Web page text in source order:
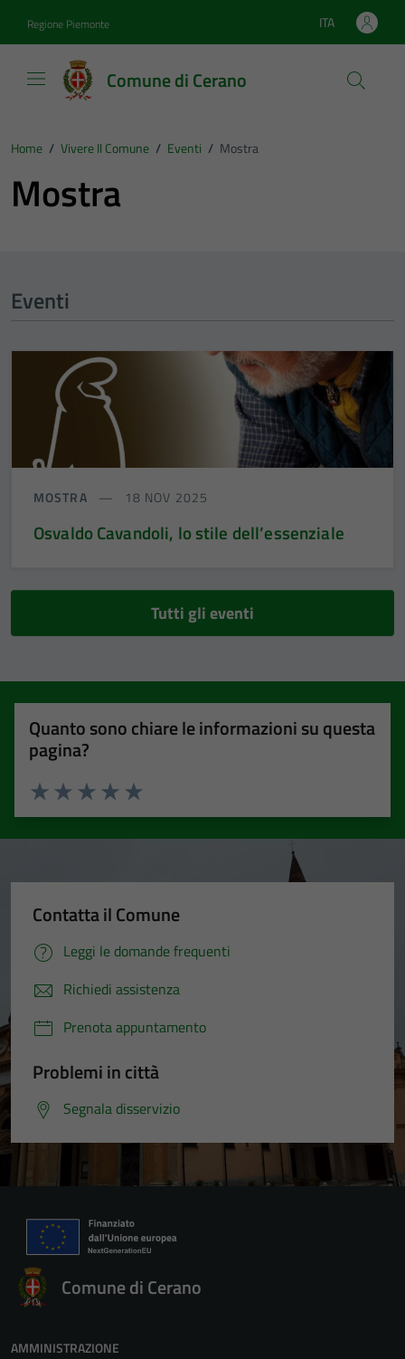
Regione Piemonte Lingua attiva:
ITA
Comune di Cerano
Home / Vivere Il Comune / Eventi / Mostra
Mostra
Eventi
MOSTRA 18 NOV 2025
Osvaldo Cavandoli, lo stile dell’essenziale
Tutti gli eventi
Quanto sono chiare le informazioni su questa
pagina?
Valuta 5 stelle su 5
Valuta 4 stelle su 5
Valuta 3 stelle su 5
Valuta 2 stelle su 5
Valuta 1 stelle su 5
Contatta il Comune
Leggi le domande frequenti
Richiedi assistenza
Prenota appuntamento
Problemi in città
Segnala disservizio
Comune di Cerano
AMMINISTRAZIONE